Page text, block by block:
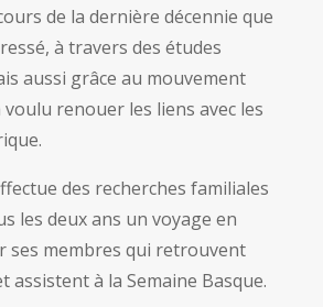
de la dernière décennie que
à travers des études
aussi grâce au mouvement
renouer les liens avec les
des recherches familiales
les deux ans un voyage en
ses membres qui retrouvent
assistent à la Semaine Basque.